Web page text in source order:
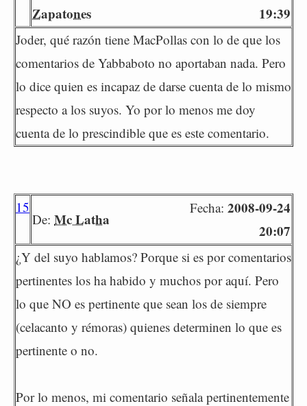
Zapatones
19:39
Joder, qué razón tiene MacPollas con lo de que los
comentarios de Yabbaboto no aportaban nada. Pero
lo dice quien es incapaz de darse cuenta de lo mismo
respecto a los suyos. Yo por lo menos me doy
cuenta de lo prescindible que es este comentario.
15
De: Mc Latha
Fecha: 2008-09-24
20:07
¿Y del suyo hablamos? Porque si es por comentarios
pertinentes los ha habido y muchos por aquí. Pero
lo que NO es pertinente que sean los de siempre
(celacanto y rémoras) quienes determinen lo que es
pertinente o no.
Por lo menos, mi comentario señala pertinentemente